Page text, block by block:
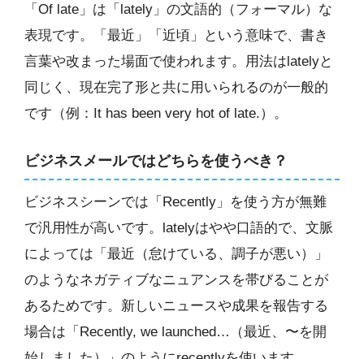
「Of late」は「lately」の文語的（フォーマル）な
表現です。「最近」「近頃」という意味で、書き
言葉や改まった場面で使われます。用法はlatelyと
同じく、現在完了形と共に用いられるのが一般的
です（例：It has been very hot of late.）。
ビジネスメールではどちらを使うべき？
ビジネスシーンでは「Recently」を使う方が無難
で汎用性が高いです。latelyはやや口語的で、文脈
によっては「最近（怠けている、調子が悪い）」
のようなネガティブなニュアンスを帯びることが
あるためです。新しいニュースや成果を報告する
場合は「Recently, we launched…（最近、〜を開